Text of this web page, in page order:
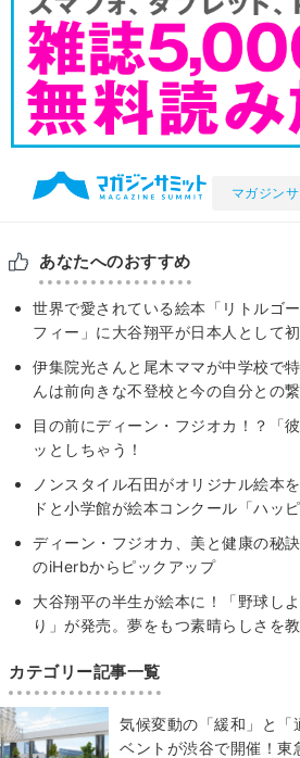
マガジン
あなたへのおすすめ
世界で愛されている絵本「リトルゴ
フィー」に大谷翔平が日本人として
伊集院光さんと尾木ママが中学校で
んは前向きな不登校と今の自分との
目の前にディーン・フジオカ！？「
ッとしちゃう！
ノンスタイル石田がオリジナル絵本
ドと小学館が絵本コンクール「ハッ
ディーン・フジオカ、美と健康の秘
のiHerbからピックアップ
大谷翔平の半生が絵本に！「野球し
り」が発売。夢をもつ素晴らしさを
カテゴリー記事一覧
気候変動の「緩和」と「
ベントが渋谷で開催！